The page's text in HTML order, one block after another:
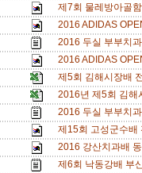
제7회 물레방아골
2016 ADIDAS
2016 두실 부부치
2016 ADIDAS
제5회 김해시장배
2016년 제5회 김
2016 두실 부부치
제15회 고성군수
2016 강산치과배
제6회 낙동강배 부